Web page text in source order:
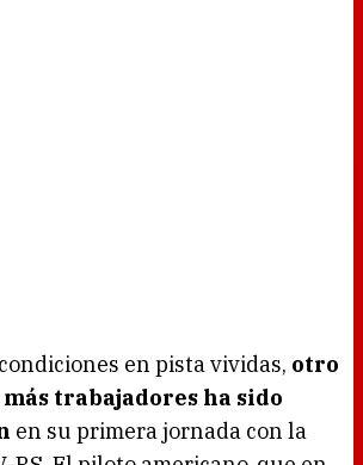
en pista vividas, otro
trabajadores ha sido
en su primera jornada con la